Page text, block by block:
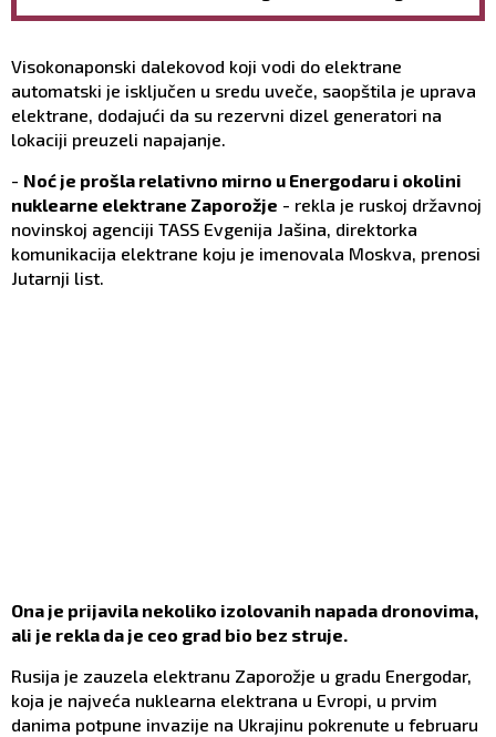
Visokonaponski dalekovod koji vodi do elektrane
automatski je isključen u sredu uveče, saopštila je uprava
elektrane, dodajući da su rezervni dizel generatori na
lokaciji preuzeli napajanje.
- Noć je prošla relativno mirno u Energodaru i okolini
nuklearne elektrane Zaporožje - rekla je ruskoj državnoj
novinskoj agenciji TASS Evgenija Jašina, direktorka
komunikacija elektrane koju je imenovala Moskva, prenosi
Jutarnji list.
Ona je prijavila nekoliko izolovanih napada dronovima,
ali je rekla da je ceo grad bio bez struje.
Rusija je zauzela elektranu Zaporožje u gradu Energodar,
koja je najveća nuklearna elektrana u Evropi, u prvim
danima potpune invazije na Ukrajinu pokrenute u februaru